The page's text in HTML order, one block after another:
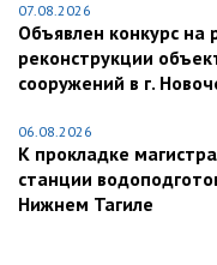
07.08.2026
Объявлен конкурс на
реконструкции
сооружений в г.
06.08.2026
К прокладке
станции
Нижнем Тагиле